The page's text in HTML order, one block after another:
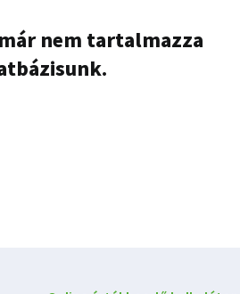
nem tartalmazza